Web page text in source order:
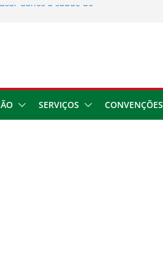
danos à saúde do
SERVIÇOS CONVENÇÕES